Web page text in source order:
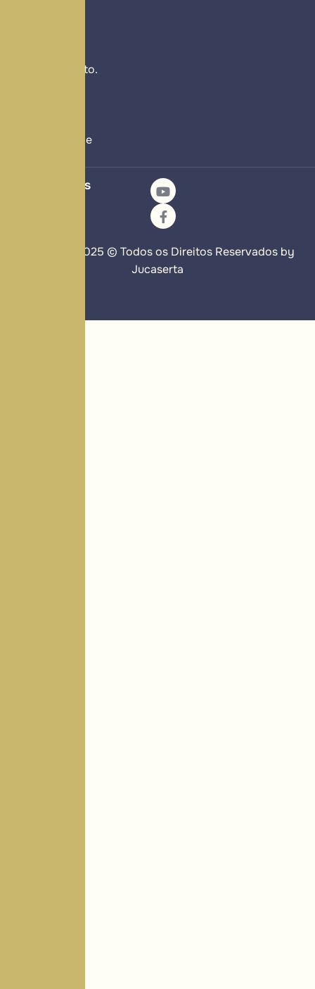
procedimento.
Privacidade
Copyright 2025 © Todos os Direitos Reservados by
Jucaserta
Nossas Redes